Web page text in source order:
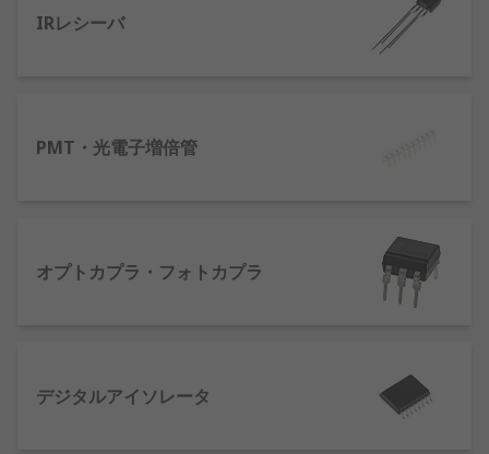
ります。これらの各種ペアは、使用した材料の結果
としてさまざまな影響(速度を左右するなど)を及ぼ
ざまな使い道があります
フォトダイオード
：ダイオードとも呼ばれる
半導体デバイスで、光を電流に変換します。
電流は、光子が吸収されたときに生成されま
す。
通常は自動車生産で使用さ
IRレシーバ
PMT・光電子増倍管
オプトカプラ・フォトカプラ
デジタルアイソレータ